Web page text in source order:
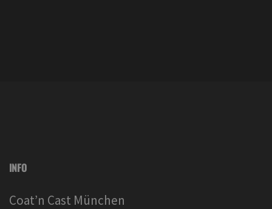
INFO
Coat’n Cast München